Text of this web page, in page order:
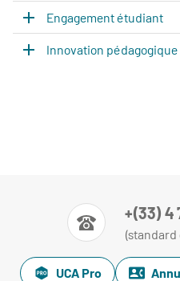
Engagement étudiant
Innovation pédagogique
+(33) 4
(standard
UCA Pro